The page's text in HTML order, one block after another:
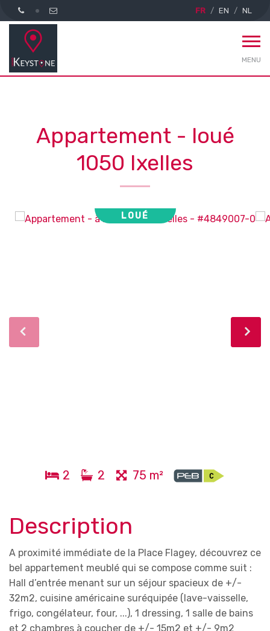
FR EN NL
MENU
Appartement - loué
1050 Ixelles
LOUÉ
2 2 75 m²
Description
A proximité immédiate de la Place Flagey, découvrez ce
bel appartement meublé qui se compose comme suit :
Hall d’entrée menant sur un séjour spacieux de +/-
32m2, cuisine américaine suréquipée (lave-vaisselle,
frigo, congélateur, four, ...), 1 dressing, 1 salle de bains
et 2 chambres à coucher de +/- 15m2 et +/- 9m2